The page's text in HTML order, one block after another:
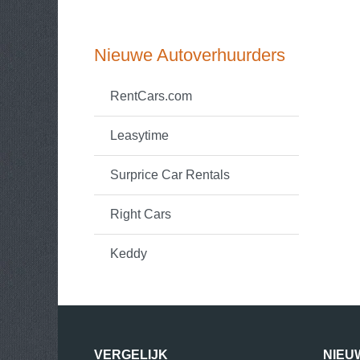
Nieuwe Autoverhuurders
RentCars.com
Leasytime
Surprice Car Rentals
Right Cars
Keddy
VERGELIJK